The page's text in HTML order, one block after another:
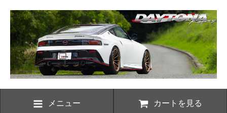
メニュー カートを見る